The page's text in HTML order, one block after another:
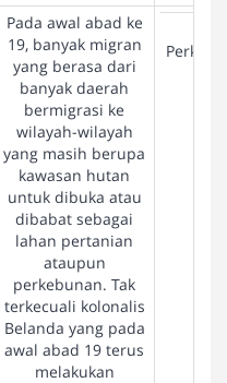
Pada awal abad ke
19, banyak migran
yang berasa dari
banyak daerah
bermigrasi ke
wilayah-wilayah
yang masih berupa
kawasan hutan
untuk dibuka atau
dibabat sebagai
lahan pertanian
ataupun
perkebunan. Tak
terkecuali kolonalis
Belanda yang pada
awal abad 19 terus
melakukan